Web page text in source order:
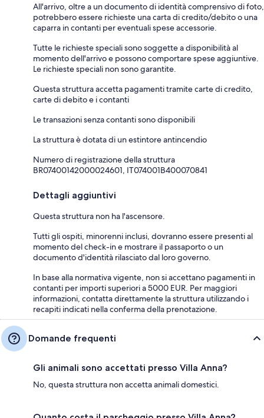
All'arrivo, oltre a un documento di identità comprensivo di foto,
potrebbero essere richieste una carta di credito/debito o una
caparra in contanti per eventuali spese accessorie.
Tutte le richieste speciali sono soggette a disponibilità al
momento dell'arrivo e possono comportare spese aggiuntive.
Le richieste speciali non sono garantite.
Questa struttura accetta pagamenti tramite carte di credito,
carte di debito e i contanti
Le transazioni senza contanti sono disponibili
La struttura è dotata di un estintore antincendio
Numero di registrazione della struttura
BR07400142000024601, IT074001B400070841
Dettagli aggiuntivi
Questa struttura non ha l'ascensore.
Tutti gli ospiti, minorenni inclusi, dovranno essere presenti al
momento del check-in e mostrare il passaporto o un
documento d'identità rilasciato dal loro governo.
In base alla normativa vigente, non si accettano pagamenti in
contanti per importi superiori a 5000 EUR. Per maggiori
informazioni, contatta direttamente la struttura utilizzando i
recapiti indicati nella conferma della prenotazione.
Domande frequenti
Gli animali sono accettati presso Villa Anna?
No, questa struttura non accetta animali domestici.